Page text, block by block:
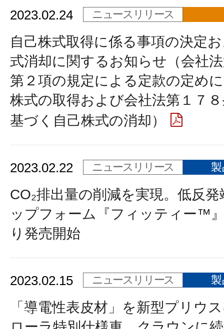
2023.02.24 ニュースリリース
自己株式取得に係る事項の決定
式消却に関するお知らせ（会社
第２項の規定による定款の定め
株式の取得および会社法第１７
基づく自己株式の消却）
2023.02.22 ニュースリリース
CO₂排出量の削減を実現。低反
ップフォーム『フィッティー™
り発売開始
2023.02.15 ニュースリリース
「導電性表皮材」を新型プリウ